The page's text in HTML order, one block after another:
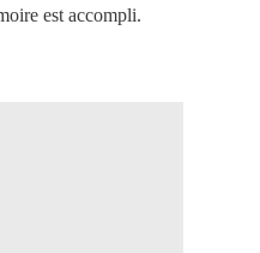
est accompli.